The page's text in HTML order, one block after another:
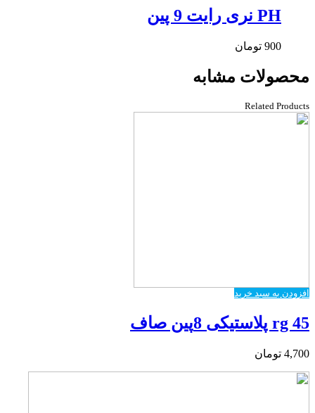
PH نری رایت 9 پین
900 تومان
محصولات مشابه
Related Products
افزودن به سبد خرید
rg 45 پلاستیکی 8پین صاف
4,700 تومان